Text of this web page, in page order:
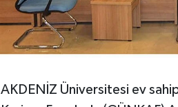
AKDENİZ Üniversitesi ev